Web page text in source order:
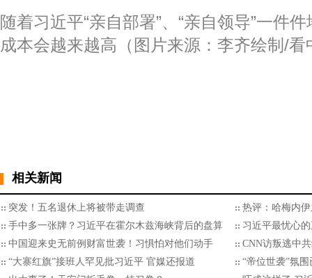
随着习近平“亲自部署”、“亲自领导”一件
成本会越来越高（图片来源：李齐绘制/看
相关新闻
突发！五名退休上将被带走调查
热评：哈梅内
手中多一张牌？习近平在霍尔木兹海峡背后的盘算
习近平最忧心
中国迎来史无前例财富世袭！习惧怕对他们动手
CNN访叛逃中
“大寨红旗”接班人罕见批习近平 官媒还报道
“帝位世袭”氛